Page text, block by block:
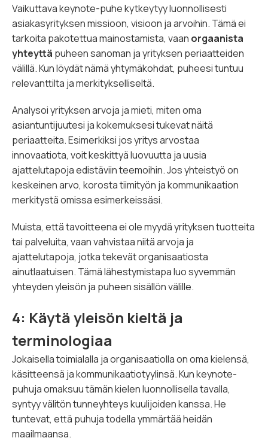
Vaikuttava keynote-puhe kytkeytyy luonnollisesti
asiakasyrityksen missioon, visioon ja arvoihin. Tämä ei
tarkoita pakotettua mainostamista, vaan orgaanista
yhteyttä puheen sanoman ja yrityksen periaatteiden
välillä. Kun löydät nämä yhtymäkohdat, puheesi tuntuu
relevanttilta ja merkitykselliseltä.
Analysoi yrityksen arvoja ja mieti, miten oma
asiantuntijuutesi ja kokemuksesi tukevat näitä
periaatteita. Esimerkiksi jos yritys arvostaa
innovaatiota, voit keskittyä luovuutta ja uusia
ajattelutapoja edistäviin teemoihin. Jos yhteistyö on
keskeinen arvo, korosta tiimityön ja kommunikaation
merkitystä omissa esimerkeissäsi.
Muista, että tavoitteena ei ole myydä yrityksen tuotteita
tai palveluita, vaan vahvistaa niitä arvoja ja
ajattelutapoja, jotka tekevät organisaatiosta
ainutlaatuisen. Tämä lähestymistapa luo syvemmän
yhteyden yleisön ja puheen sisällön välille.
4: Käytä yleisön kieltä ja
terminologiaa
Jokaisella toimialalla ja organisaatiolla on oma kielensä,
käsitteensä ja kommunikaatiotyylinsä. Kun keynote-
puhuja omaksuu tämän kielen luonnollisella tavalla,
syntyy välitön tunneyhteys kuulijoiden kanssa. He
tuntevat, että puhuja todella ymmärtää heidän
maailmaansa.